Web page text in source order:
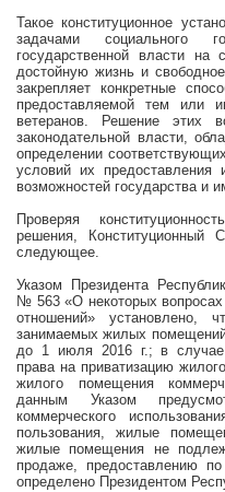
Такое конституционное
задачами социального
государственной власти на
достойную жизнь и
закрепляет конкретные
предоставляемой тем или
ветеранов. Решение этих
законодательной власти,
определении
условий их предоставления
возможностей государства и
Проверяя
решения, Конституционный
следующее.
Указом Президента
№ 563 «О некоторых
отношений» установлено,
занимаемых жилых помещений
до 1 июля 2016 г.; в случае
права на приватизацию
жилого помещения
данным Указом
коммерческого
пользования, жилые
жилые помещения не
продаже, предоставлению
определено Президентом